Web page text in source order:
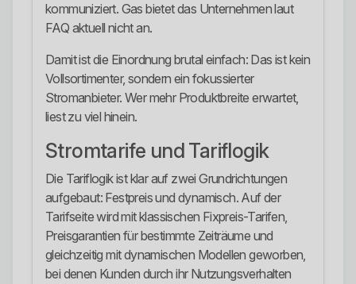
kommuniziert. Gas bietet das Unternehmen laut
FAQ aktuell nicht an.
Damit ist die Einordnung brutal einfach: Das ist kein
Vollsortimenter, sondern ein fokussierter
Stromanbieter. Wer mehr Produktbreite erwartet,
liest zu viel hinein.
Stromtarife und Tariflogik
Die Tariflogik ist klar auf zwei Grundrichtungen
aufgebaut: Festpreis und dynamisch. Auf der
Tarifseite wird mit klassischen Fixpreis-Tarifen,
Preisgarantien für bestimmte Zeiträume und
gleichzeitig mit dynamischen Modellen geworben,
bei denen Kunden durch ihr Nutzungsverhalten